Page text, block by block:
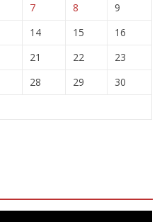
7 8
9
14 15
16
21 22
23
28 29
30